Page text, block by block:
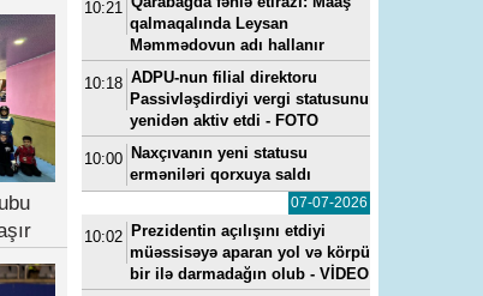
10:21
qalmaqalında Leysan
Məmmədovun adı hallanır
10:18 ADPU-nun filial direktoru
Passivləşdirdiyi vergi statusunu
yenidən aktiv etdi - FOTO
10:00 Naxçıvanın yeni statusu
erməniləri qorxuya saldı
07-07-2026
10:02 Prezidentin açılışını etdiyi
müəssisəyə aparan yol və körpü
bir ilə darmadağın olub - VİDEO